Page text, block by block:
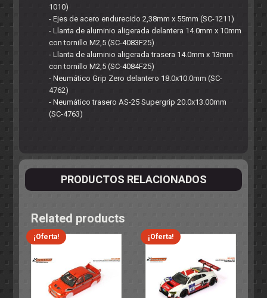
1010)
- Ejes de acero endurecido 2,38mm x 55mm (SC-1211)
- Llanta de aluminio aligerada delantera 14.0mm x 10mm
con tornillo M2,5 (SC-4083F25)
- Llanta de aluminio aligerada trasera 14.0mm x 13mm
con tornillo M2,5 (SC-4084F25)
- Neumático Grip Zero delantero 18.0x10.0mm (SC-
4762)
- Neumático trasero AS-25 Supergrip 20.0x13.00mm
(SC-4763)
PRODUCTOS RELACIONADOS
Related products
¡Oferta! ¡Oferta!